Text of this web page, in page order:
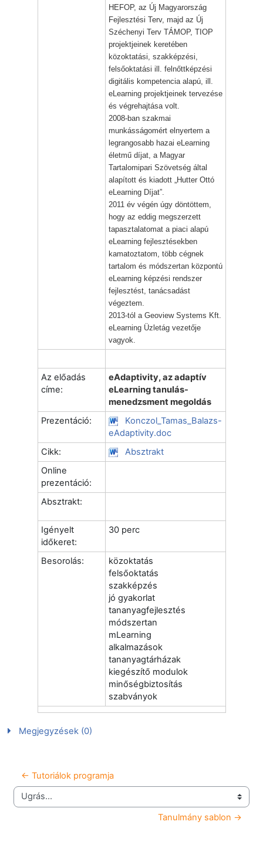
HEFOP, az Új Magyarország
Fejlesztési Terv, majd az Új
Széchenyi Terv TÁMOP, TIOP
projektjeinek keretében
közoktatási, szakképzési,
felsőoktatási ill. felnőttképzési
digitális kompetencia alapú, ill.
eLearning projektjeinek tervezése
és végrehajtása volt.
2008-ban szakmai
munkásságomért elnyertem a
legrangosabb hazai eLearning
életmű díjat, a Magyar
Tartalomipari Szövetség által
alapított és kiadott „Hutter Ottó
eLearning Díjat”.
2011 év végén úgy döntöttem,
hogy az eddig megszerzett
tapasztalatomat a piaci alapú
eLearning fejlesztésekben
kamatoztatom, több cégnek
tartalom és módszertan központú
eLearning képzési rendszer
fejlesztést, tanácsadást
végeztem.
2013-tól a Geoview Systems Kft.
eLearning Üzletág vezetője
vagyok.
Az előadás
címe:
eAdaptivity, az adaptív
eLearning tanulás-
menedzsment megoldás
Prezentáció:
Konczol_Tamas_Balazs-
eAdaptivity.doc
Cikk:
Absztrakt
Online
prezentáció:
Absztrakt:
Igényelt
időkeret:
30 perc
Besorolás:
közoktatás
felsőoktatás
szakképzés
jó gyakorlat
tananyagfejlesztés
módszertan
mLearning
alkalmazások
tananyagtárházak
kiegészítő modulok
minőségbiztosítás
szabványok
Megjegyzések (0)
← Tutoriálok programja
Ugrás...
Tanulmány sablon →